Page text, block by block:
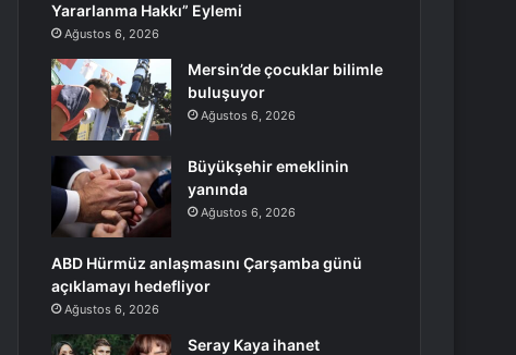
Yararlanma Hakkı” Eylemi
Ağustos 6, 2026
Mersin’de çocuklar bilimle
buluşuyor
Ağustos 6, 2026
Büyükşehir emeklinin
yanında
Ağustos 6, 2026
ABD Hürmüz anlaşmasını Çarşamba günü
açıklamayı hedefliyor
Ağustos 6, 2026
Seray Kaya ihanet